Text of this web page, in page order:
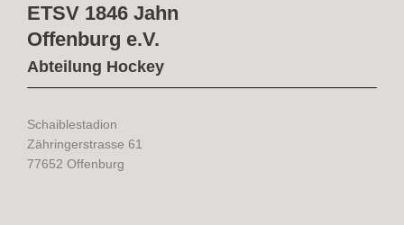
ETSV 1846 Jahn
Offenburg e.V.
Abteilung Hockey
Schaiblestadion
Zähringerstrasse 61
77652 Offenburg